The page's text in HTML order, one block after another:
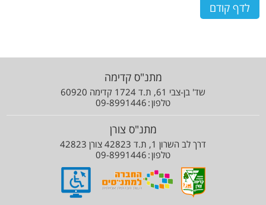
מתנ"ס קדימה
שד' בן-צבי 61, ת.ד 1724 קדימה 60920
טלפון 09-8991446
מתנ"ס צורן
דרך לב השרון 1, ת.ד 42823 צורן 42823
טלפון 09-8991446